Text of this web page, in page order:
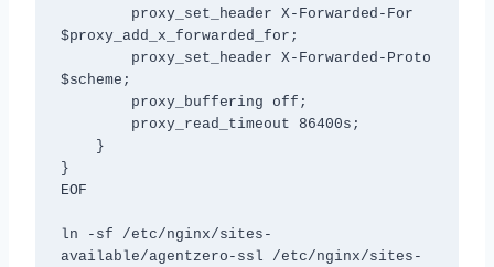
$proxy_add_x_forwarded_for;
$scheme;
}
EOF
ln -sf /etc/nginx/sites-
available/agentzero-ssl /etc/nginx/sites-